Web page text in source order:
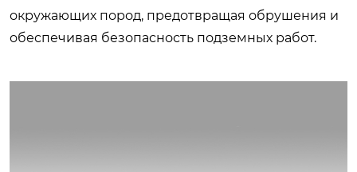
окружающих пород, предотвращая обрушения и
обеспечивая безопасность подземных работ.